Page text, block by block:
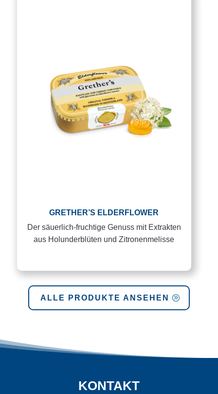
GRETHER’S ELDERFLOWER
Der säuerlich-fruchtige Genuss mit Extrakten
aus Holunderblüten und Zitronenmelisse
ALLE PRODUKTE ANSEHEN
KONTAKT